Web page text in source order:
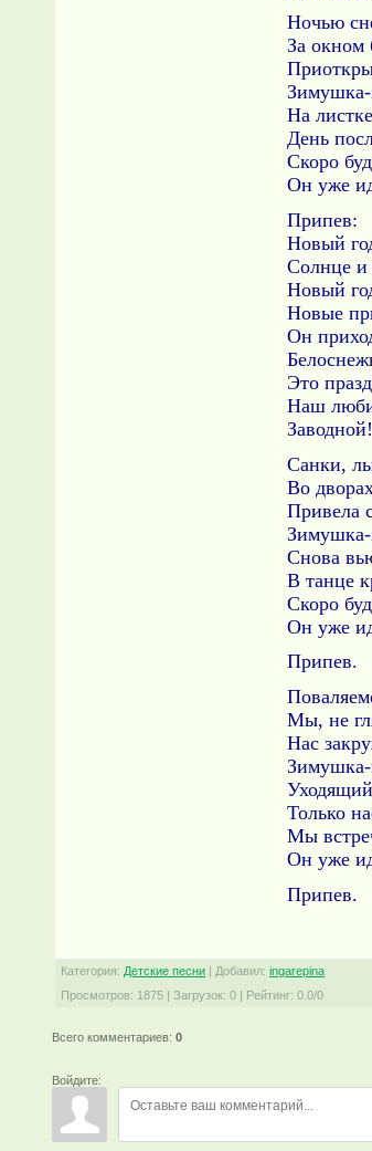
Ночью
За окном
Зимушка-
На
День
Скоро
Он уже
Припев:
Новый
Солнце и
Новый
Новые
Он
Это
Наш
Заводной!
Санки,
Во
Привела
Зимушка-
Снова
В танце
Скоро
Он уже
Припев.
Мы, не
Нас
Зимушка-
Только
Мы
Он уже
Припев.
Категория: Детские песни | Добавил: ingarepina
Просмотров: 1875 |Загрузок: 0 | Рейтинг: 0.0/0
Всего комментариев:0
Войдите: